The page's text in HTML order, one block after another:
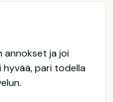
annokset ja joi
hyvää, pari todella